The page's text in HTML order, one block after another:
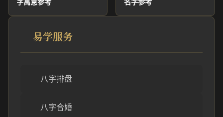
字寓意参考 名字参考
易学服务
八字排盘
八字合婚